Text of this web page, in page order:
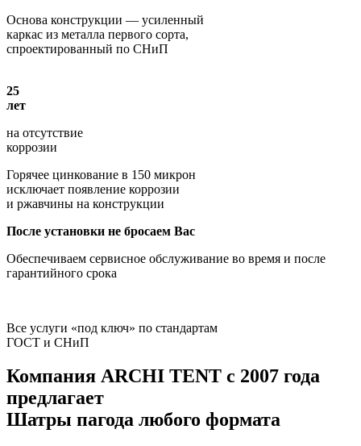
Основа конструкции — усиленный
каркас из металла первого сорта,
спроектированный по СНиП
25
лет
на отсутствие
коррозии
Горячее цинкование в 150 микрон
исключает появление коррозии
и ржавчины на конструкции
После установки не бросаем Вас
Обеспечиваем сервисное обслуживание во время и после
гарантийного срока
Все услуги «под ключ» по стандартам
ГОСТ и СНиП
Компания ARCHI TENT с 2007 года
предлагает
Шатры пагода любого формата